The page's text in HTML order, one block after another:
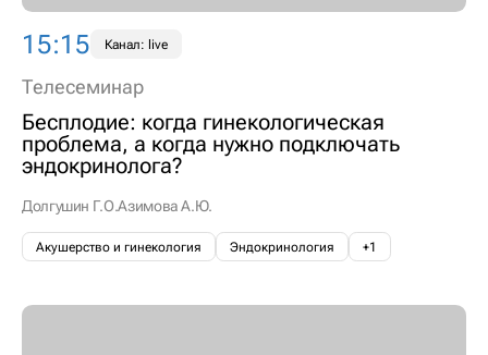
15:15 Канал: live
Телесеминар
Бесплодие: когда гинекологическая
проблема, а когда нужно подключать
эндокринолога?
Долгушин Г.О.Азимова А.Ю.
Акушерство и гинекология Эндокринология +1